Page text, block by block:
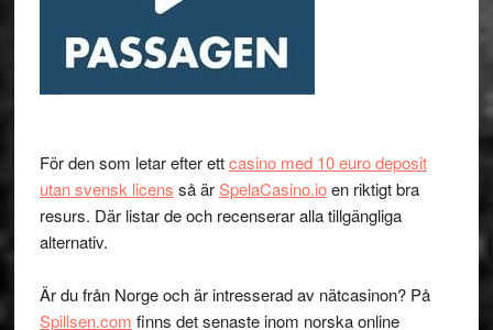
För den som letar efter ettcasino med 10 euro deposit
utan svensk licens så ärSpelaCasino.ioen riktigt bra
resurs. Där listar de och recenserar alla tillgängliga
alternativ.
Är du från Norge och är intresserad av nätcasinon? På
Spillsen.com finns det senaste inom norska online